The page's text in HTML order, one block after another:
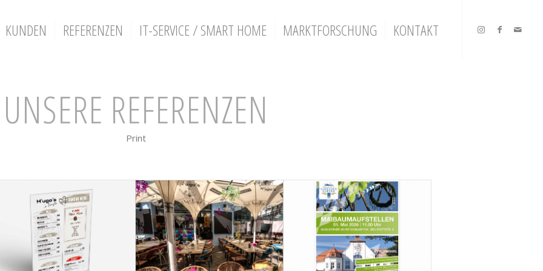
KUNDEN REFERENZEN IT-SERVICE / SMART HOME MARKTFORSCHUNG KONTAKT
UNSERE REFERENZEN
Print